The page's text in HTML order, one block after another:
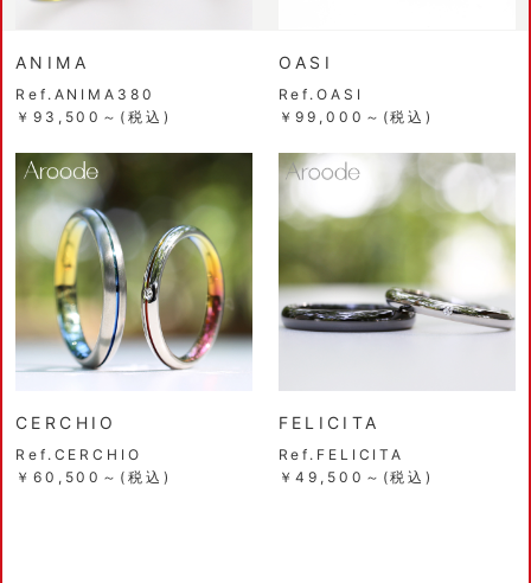
ANIMA
Ref.ANIMA380
￥93,500～(税込)
OASI
Ref.OASI
￥99,000～(税込)
CERCHIO
Ref.CERCHIO
￥60,500～(税込)
FELICITA
Ref.FELICITA
￥49,500～(税込)